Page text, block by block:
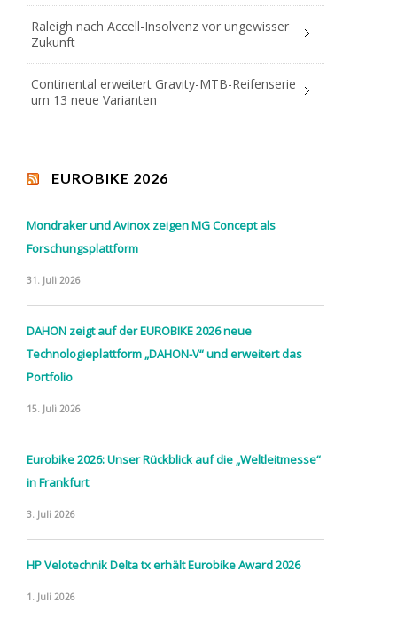
Raleigh nach Accell-Insolvenz vor ungewisser
Zukunft
Continental erweitert Gravity-MTB-Reifenserie
um 13 neue Varianten
EUROBIKE 2026
Mondraker und Avinox zeigen MG Concept als
Forschungsplattform
31. Juli 2026
DAHON zeigt auf der EUROBIKE 2026 neue
Technologieplattform „DAHON-V“ und erweitert das
Portfolio
15. Juli 2026
Eurobike 2026: Unser Rückblick auf die „Weltleitmesse“
in Frankfurt
3. Juli 2026
HP Velotechnik Delta tx erhält Eurobike Award 2026
1. Juli 2026